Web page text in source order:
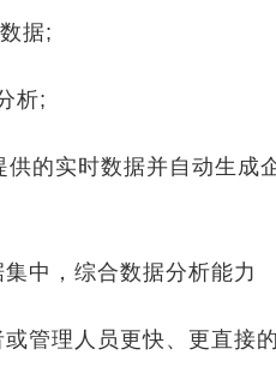
据;
析;
实时数据并自动生成
中，综合数据分析能力
理人员更快、更直接